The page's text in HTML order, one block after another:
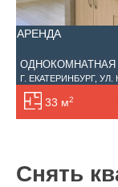
АРЕНДА
ОДНОКОМНАТНАЯ
Г. ЕКАТЕРИНБУРГ,
33 м2
Снять